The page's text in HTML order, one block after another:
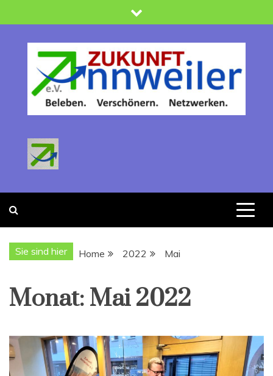
to
content
Zukunft Annweiler
Sie sind hier Home 2022 Mai
Monat: Mai 2022